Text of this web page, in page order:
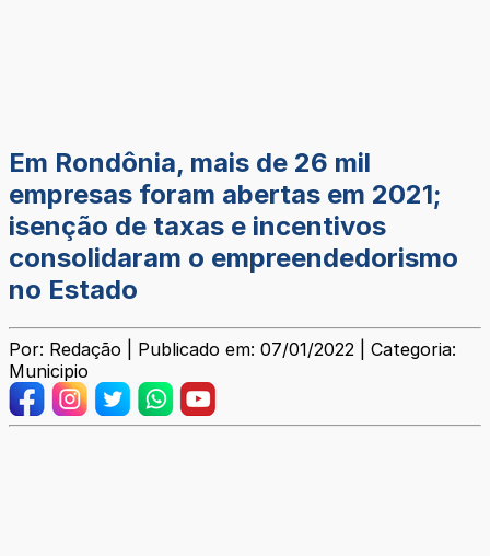
Em Rondônia, mais de 26 mil
empresas foram abertas em 2021;
isenção de taxas e incentivos
consolidaram o empreendedorismo
no Estado
Por: Redação | Publicado em: 07/01/2022 | Categoria:
Municipio